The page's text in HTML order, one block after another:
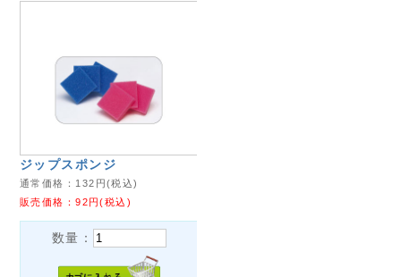
ジップスポンジ
通常価格： 132 円(税込)
販売価格：92円(税込)
数量：